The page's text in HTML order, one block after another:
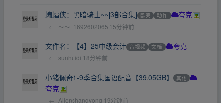
蝙蝠侠：黑暗骑士~~[3部合集] 欧美 动作 夸克
← ～～_1692602065 15分钟前
文件名：【4】25中级会计 音视频 文档 夸克
← sunhuidi 18分钟前
小猪佩奇1-9季合集国语配音【39.05GB】 其他
夸克
← Allenshangyong 19分钟前